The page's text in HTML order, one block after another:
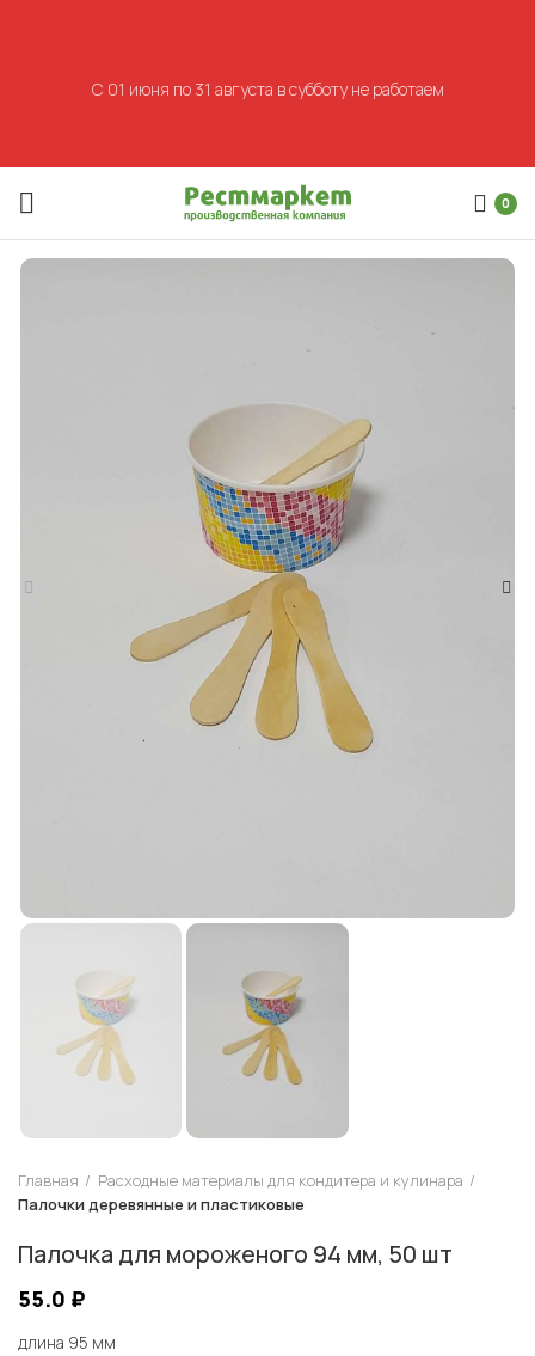
0
Главная
Расходные материалы для кондитера и кулинара
Палочки деревянные и пластиковые
Палочка для мороженого 94 мм, 50 шт
55.0 ₽
длина 95 мм
С 01 июня по 31 августа в субботу не работаем